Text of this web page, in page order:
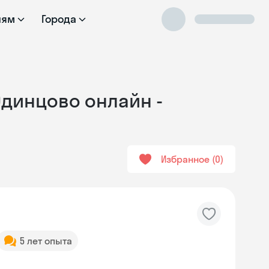
Города
онлайн -
Избранное 0
5 лет опыта